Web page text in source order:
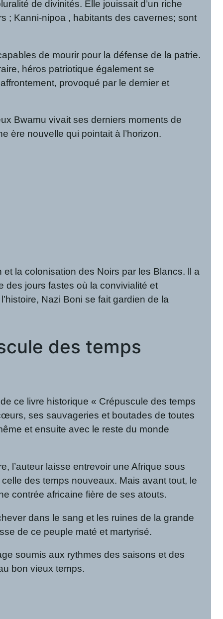
de divinités. Elle jouissait d’un riche
; Kanni-nipoa , habitants des cavernes; sont
de mourir pour la défense de la patrie.
héros patriotique également se
provoqué par le dernier et
Bwamu vivait ses derniers moments de
ère nouvelle qui pointait à l’horizon.
la colonisation des Noirs par les Blancs. ll a
des jours fastes où la convivialité et
Nazi Boni se fait gardien de la
des temps
ce livre historique « Crépuscule des temps
ses sauvageries et boutades de toutes
et ensuite avec le reste du monde
l’auteur laisse entrevoir une Afrique sous
des temps nouveaux. Mais avant tout, le
contrée africaine fière de ses atouts.
dans le sang et les ruines de la grande
de ce peuple maté et martyrisé.
soumis aux rythmes des saisons et des
bon vieux temps.